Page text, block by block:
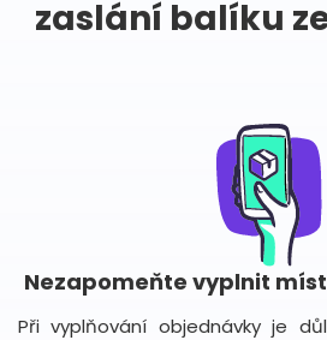
zaslání balíku
Nezapomeňte vyplnit
Při vyplňování objednávky je